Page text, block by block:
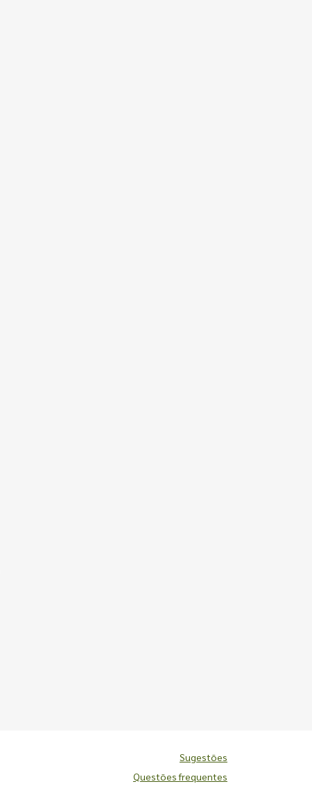
Sugestões
Questões frequentes